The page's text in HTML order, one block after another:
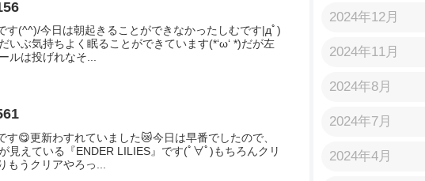
コピー
2024年12月
2024年11月
2024年8月
2024年7月
2024年4月